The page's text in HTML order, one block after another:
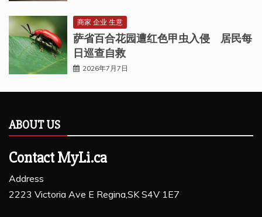
商家 企业 生意
萨省百合花园遭红色甲虫入侵 居民每
日巡查自救
2026年7月7日
ABOUT US
Contact MyLi.ca
Address
2223 Victoria Ave E Regina,SK S4V 1E7